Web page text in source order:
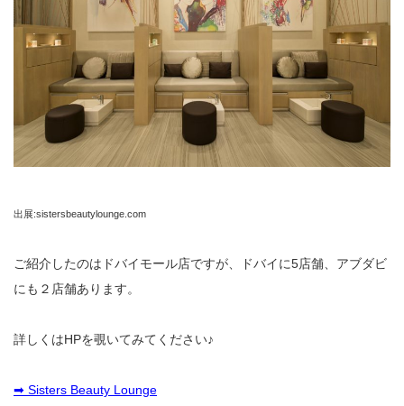
出展:sistersbeautylounge.com
ご紹介したのはドバイモール店ですが、ドバイに5店舗、アブダビ
にも２店舗あります。
詳しくはHPを覗いてみてください♪
➡ Sisters Beauty Lounge